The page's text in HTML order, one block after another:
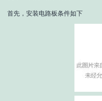
首先，安装电路板条件如下